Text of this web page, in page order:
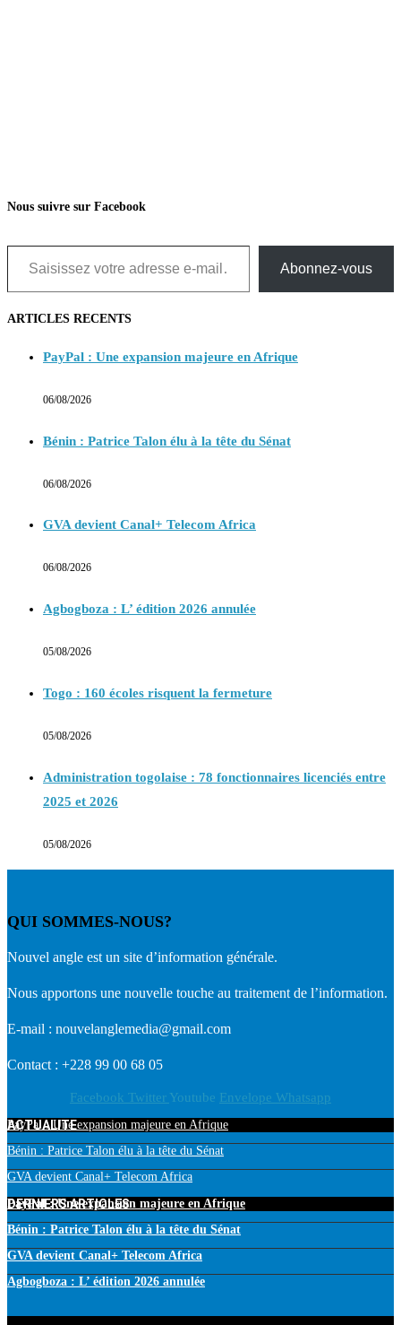
Nous suivre sur Facebook
Saisissez votre adresse e-mail…
Abonnez-vous
ARTICLES RECENTS
PayPal : Une expansion majeure en Afrique
06/08/2026
Bénin : Patrice Talon élu à la tête du Sénat
06/08/2026
GVA devient Canal+ Telecom Africa
06/08/2026
Agbogboza : L’ édition 2026 annulée
05/08/2026
Togo : 160 écoles risquent la fermeture
05/08/2026
Administration togolaise : 78 fonctionnaires licenciés entre
2025 et 2026
05/08/2026
QUI SOMMES-NOUS?
Nouvel angle est un site d’information générale.
Nous apportons une nouvelle touche au traitement de l’information.
E-mail : nouvelanglemedia@gmail.com
Contact : +228 99 00 68 05
Facebook Twitter Youtube Envelope Whatsapp
ACTUALITE
PayPal : Une expansion majeure en Afrique
Bénin : Patrice Talon élu à la tête du Sénat
GVA devient Canal+ Telecom Africa
DERNIERS ARTICLES
PayPal : Une expansion majeure en Afrique
Bénin : Patrice Talon élu à la tête du Sénat
GVA devient Canal+ Telecom Africa
Agbogboza : L’ édition 2026 annulée